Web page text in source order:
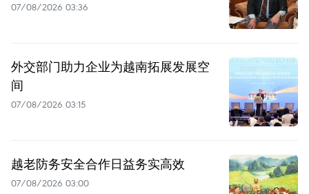
07/08/2026 03:36
外交部门助力企业为越南拓展发展空
间
07/08/2026 03:15
越老防务安全合作日益务实高效
07/08/2026 03:00